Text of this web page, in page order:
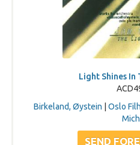
Light Shines In
Birkeland, Øystein
Oslo